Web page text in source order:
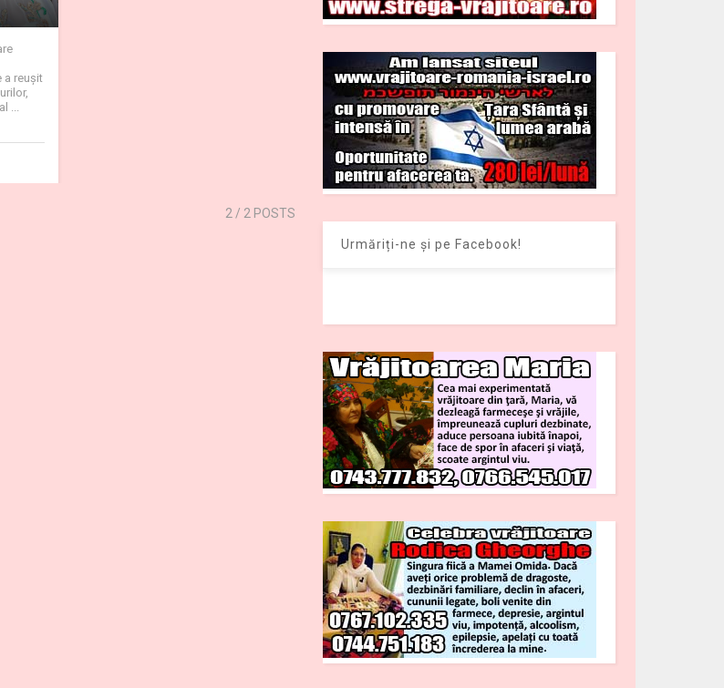
a reuşit
...
2 / 2 POSTS
Urmăriți-ne și pe Facebook!